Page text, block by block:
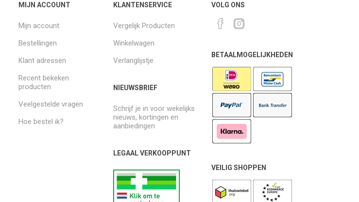
MIJN ACCOUNT
Mijn account
Bestellingen
Klant adressen
Recent bekeken
producten
Veelgestelde vragen
Hoe bestel ik?
KLANTENSERVICE
Vergelijk Producten
Winkelwagen
Verlanglijstje
NIEUWSBRIEF
Schrijf je in voor wekelijks
nieuws, kortingen en
aanbiedingen
LEGAAL VERKOOPPUNT
VOLG ONS
BETAALMOGELIJKHEDEN
VEILIG SHOPPEN